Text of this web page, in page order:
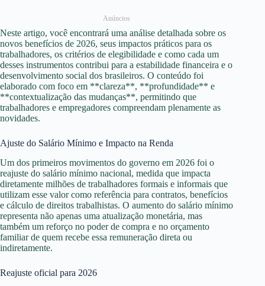
Anúncios
Neste artigo, você encontrará uma análise detalhada sobre os
novos benefícios de 2026, seus impactos práticos para os
trabalhadores, os critérios de elegibilidade e como cada um
desses instrumentos contribui para a estabilidade financeira e o
desenvolvimento social dos brasileiros. O conteúdo foi
elaborado com foco em **clareza**, **profundidade** e
**contextualização das mudanças**, permitindo que
trabalhadores e empregadores compreendam plenamente as
novidades.
Ajuste do Salário Mínimo e Impacto na Renda
Um dos primeiros movimentos do governo em 2026 foi o
reajuste do salário mínimo nacional, medida que impacta
diretamente milhões de trabalhadores formais e informais que
utilizam esse valor como referência para contratos, benefícios
e cálculo de direitos trabalhistas. O aumento do salário mínimo
representa não apenas uma atualização monetária, mas
também um reforço no poder de compra e no orçamento
familiar de quem recebe essa remuneração direta ou
indiretamente.
Reajuste oficial para 2026